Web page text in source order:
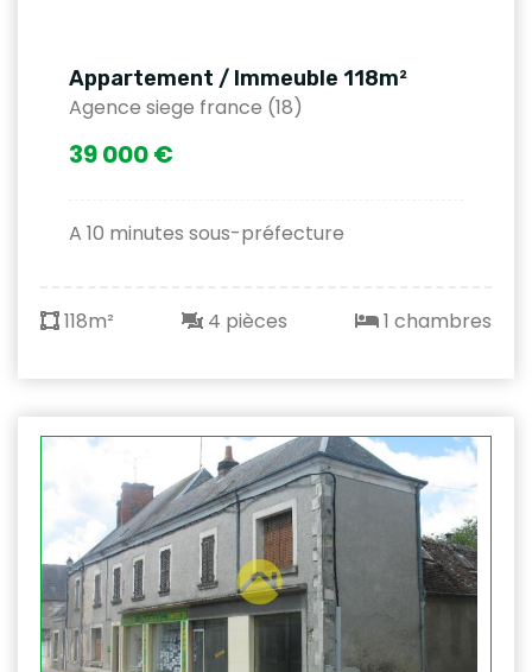
Appartement / Immeuble 118m²
Agence siege france (18)
39 000 €
A 10 minutes sous-préfecture
118m² 4 pièces 1 chambres